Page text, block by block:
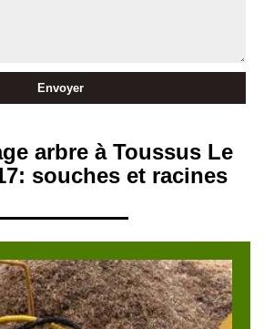
arbre à Toussus Le
souches et racines